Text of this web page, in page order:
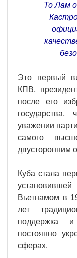
То Лам
Это первый
КПВ,
после его
государства,
уважении
самого
двусторонним
Куба стала
Вьетнамом в
лет
поддержка и
постоянно
сферах.